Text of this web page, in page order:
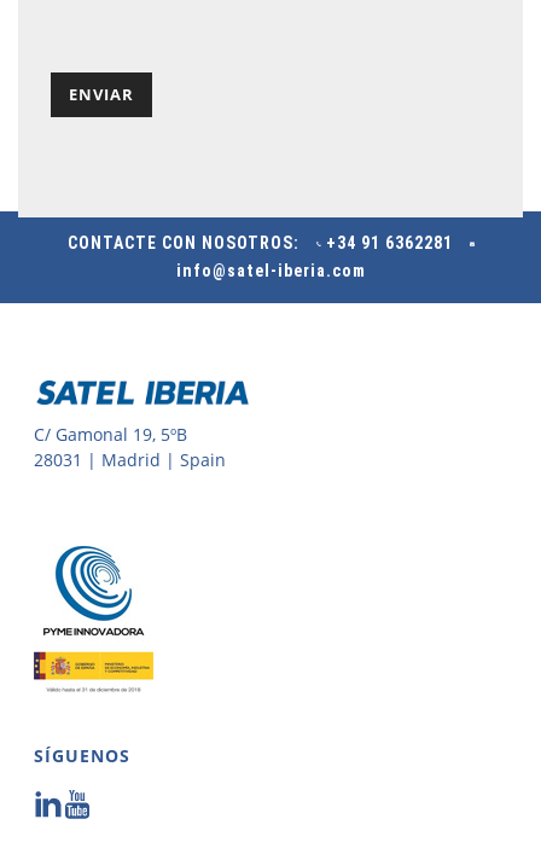
CONTACTE CON NOSOTROS:
+34 91 6362281
info@satel-iberia.com
C/ Gamonal 19, 5ºB
28031 | Madrid | Spain
SÍGUENOS